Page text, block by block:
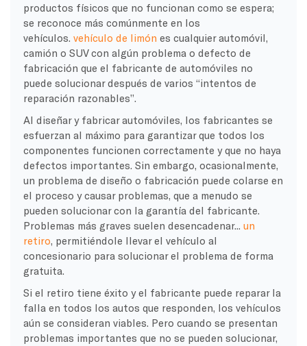
productos físicos que no funcionan como se espera;
se reconoce más comúnmente en los
vehículos. vehículo de limón es cualquier automóvil,
camión o SUV con algún problema o defecto de
fabricación que el fabricante de automóviles no
puede solucionar después de varios “intentos de
reparación razonables”.
Al diseñar y fabricar automóviles, los fabricantes se
esfuerzan al máximo para garantizar que todos los
componentes funcionen correctamente y que no haya
defectos importantes. Sin embargo, ocasionalmente,
un problema de diseño o fabricación puede colarse en
el proceso y causar problemas, que a menudo se
pueden solucionar con la garantía del fabricante.
Problemas más graves suelen desencadenar... un
retiro, permitiéndole llevar el vehículo al
concesionario para solucionar el problema de forma
gratuita.
Si el retiro tiene éxito y el fabricante puede reparar la
falla en todos los autos que responden, los vehículos
aún se consideran viables. Pero cuando se presentan
problemas importantes que no se pueden solucionar,